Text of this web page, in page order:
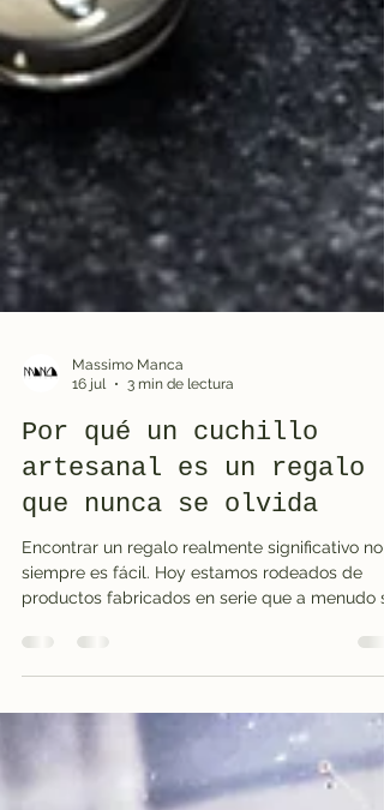
Massimo Manca
16 jul
3 min de lectura
Por qué un cuchillo
artesanal es un regalo
productos fabricados en serie que a menudo
compran rápidamente y se olvidan poco
después de recibirlos. Sin embargo, existen
objetos que dejan una huella duradera. Entre